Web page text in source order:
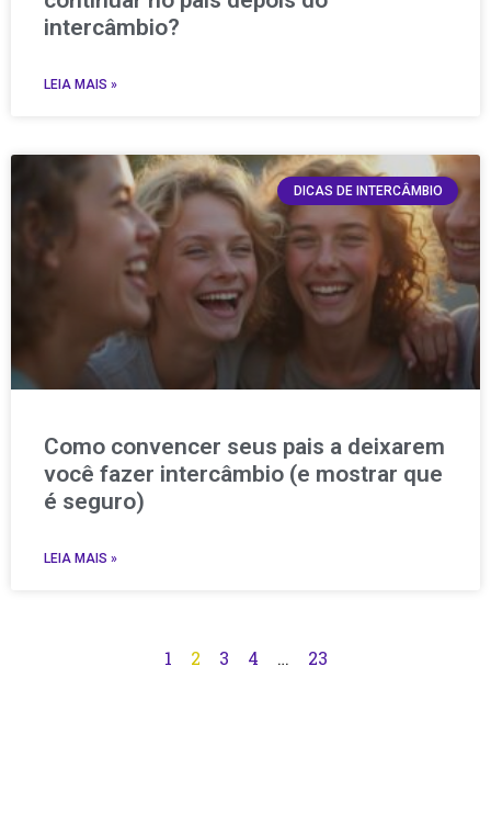
intercâmbio?
LEIA MAIS »
DICAS DE INTERCÂMBIO
Como convencer seus pais a deixarem
você fazer intercâmbio (e mostrar que
é seguro)
LEIA MAIS »
1 2 3 4 … 23